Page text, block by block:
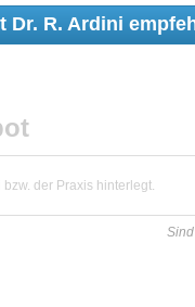
Dr. R. Ardini
der Praxis hinterlegt.